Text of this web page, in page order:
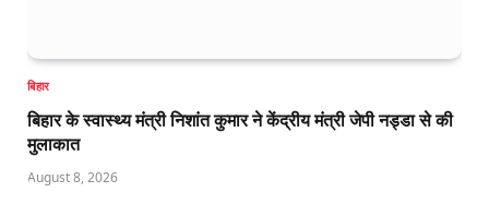
बिहार
बिहार के स्वास्थ्य मंत्री निशांत कुमार ने केंद्रीय मंत्री जेपी नड्डा से की
मुलाकात
August 8, 2026